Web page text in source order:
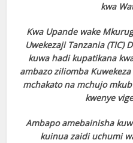
kwa
Kwa Upande wake
Uwekezaji Tanzania (TIC)
kuwa hadi kupatikana
ambazo ziliomba
mchakato na mchujo
kwenye
Ambapo amebainisha
kuinua zaidi uchumi